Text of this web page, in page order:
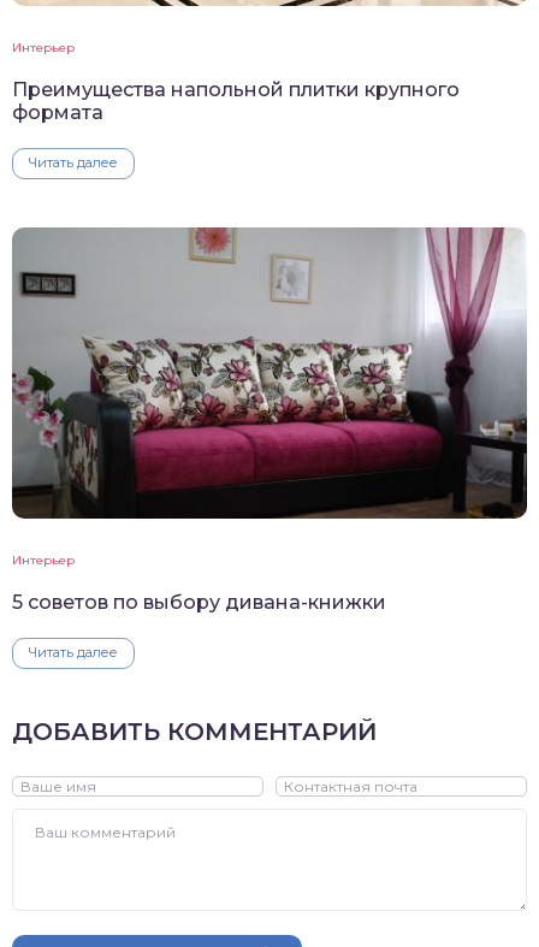
Интерьер
Преимущества напольной плитки крупного
формата
Читать далее
Интерьер
5 советов по выбору дивана-книжки
Читать далее
ДОБАВИТЬ КОММЕНТАРИЙ